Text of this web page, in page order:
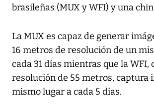
brasileñas (MUX y WFI) y una
La MUX es capaz de generar
16 metros de resolución de un
cada 31 días mientras que la WFI,
resolución de 55 metros, captura
mismo lugar a cada 5 días.